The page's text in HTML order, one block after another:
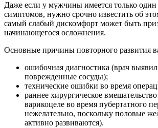
Даже если у мужчины имеется только
симптомов, нужно срочно известить об
самый слабый дискомфорт может быть
начинающегося осложнения.
Основные причины повторного развития
ошибочная диагностика (врач
поврежденные сосуды);
технические ошибки во время
раннее хирургическое
варикоцеле во время пубертатного
нежелательно, поскольку половые
активно развиваются).